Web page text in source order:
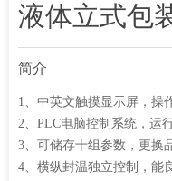
液体立式包
1、中英文触摸显示屏，操
2、PLC电脑控制系统，运
3、可储存十组参数，更换
4、横纵封温独立控制，能
简介